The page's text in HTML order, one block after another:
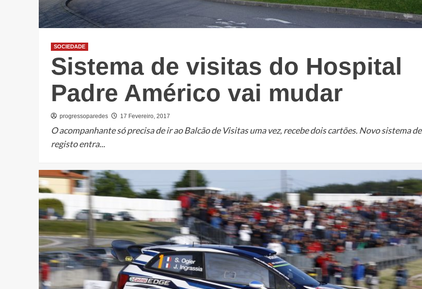
SOCIEDADE
Sistema de visitas do Hospital
Padre Américo vai mudar
progressoparedes 17 Fevereiro, 2017
O acompanhante só precisa de ir ao Balcão de Visitas uma vez, recebe dois cartões. Novo sistema de
registo entra...